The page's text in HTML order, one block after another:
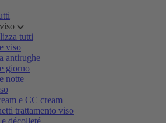
tutti
viso
antirughe
giorno
notte
e CC cream
trattamento viso
décolleté